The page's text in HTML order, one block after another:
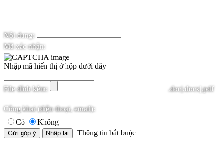
Nội dung:
Mã xác nhận:
Nhập mã hiển thị ở hộp dưới đây
File đính kèm: .doc|.docx|.pdf
Công khai (điện thoại, email):
Có
Không
Thông tin bắt buộc